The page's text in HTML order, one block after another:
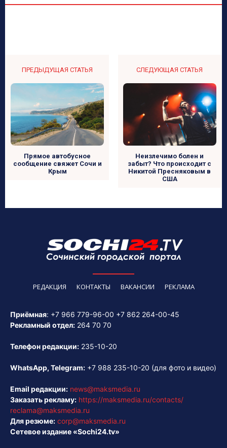
ПРЕДЫДУЩАЯ СТАТЬЯ
Прямое автобусное
сообщение свяжет Сочи и
Крым
СЛЕДУЮЩАЯ СТАТЬЯ
Неизлечимо болен и
забыт? Что происходит с
Никитой Пресняковым в
США
РЕДАКЦИЯ КОНТАКТЫ ВАКАНСИИ РЕКЛАМА
Приёмная: +7 966 779-96-00 +7 862 264-00-45
Рекламный отдел: 264 70 70
Телефон редакции: 235-10-20
WhatsApp, Telegram: +7 988 235-10-20 (для фото и видео)
Email редакции: news@maksmedia.ru
Заказать рекламу: https://maksmedia.ru/contacts/
reclama@maksmedia.ru
Для резюме: corp@maksmedia.ru
Сетевое издание «Sochi24.tv»